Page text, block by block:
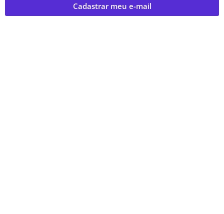
Cadastrar meu e-mail